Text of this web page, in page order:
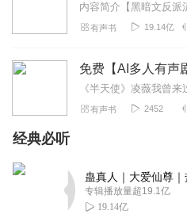
有声书 19.14亿
有声书 2452
经典必听
专辑播放量超19.1亿
19.14亿